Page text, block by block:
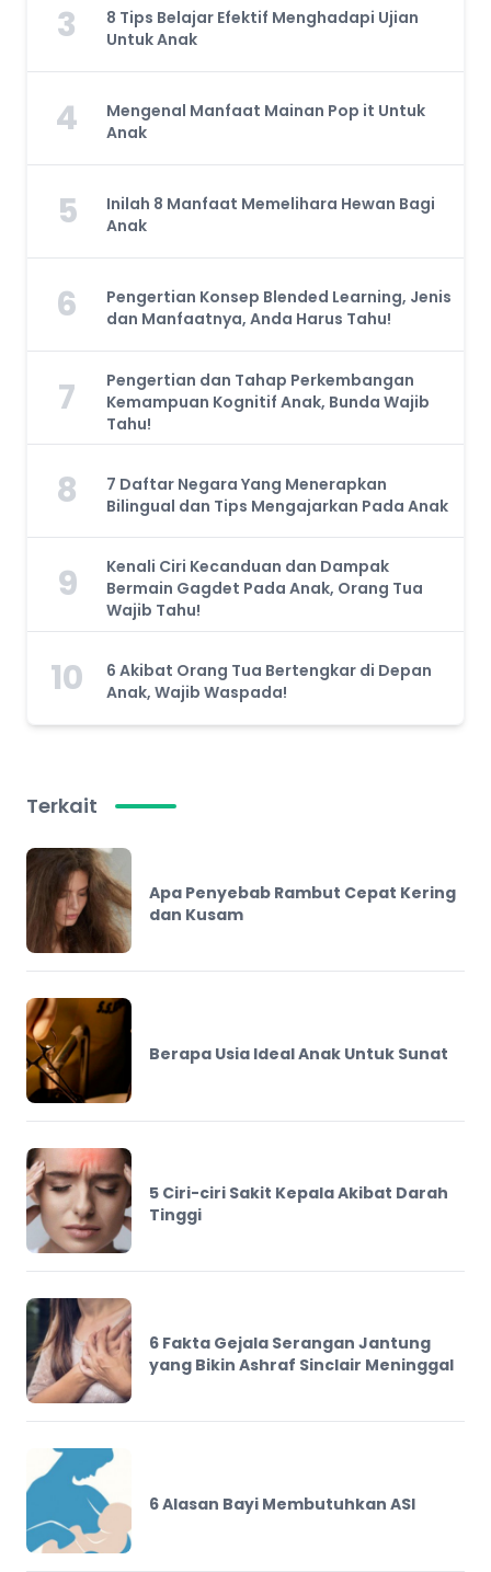
3
8 Tips Belajar Efektif Menghadapi Ujian
Untuk Anak
4
Mengenal Manfaat Mainan Pop it Untuk
Anak
5
Inilah 8 Manfaat Memelihara Hewan Bagi
Anak
6
Pengertian Konsep Blended Learning, Jenis
dan Manfaatnya, Anda Harus Tahu!
7
Pengertian dan Tahap Perkembangan
Kemampuan Kognitif Anak, Bunda Wajib
Tahu!
8
7 Daftar Negara Yang Menerapkan
Bilingual dan Tips Mengajarkan Pada Anak
9
Kenali Ciri Kecanduan dan Dampak
Bermain Gagdet Pada Anak, Orang Tua
Wajib Tahu!
10
6 Akibat Orang Tua Bertengkar di Depan
Anak, Wajib Waspada!
Terkait
Apa Penyebab Rambut Cepat Kering
dan Kusam
Berapa Usia Ideal Anak Untuk Sunat
5 Ciri-ciri Sakit Kepala Akibat Darah
Tinggi
6 Fakta Gejala Serangan Jantung
yang Bikin Ashraf Sinclair Meninggal
6 Alasan Bayi Membutuhkan ASI